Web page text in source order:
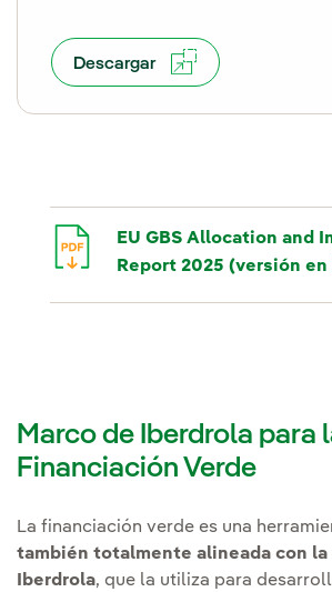
Descargar
EU GBS Allocation and
Report 2025 (versión
Marco de Iberdrola para
Financiación Verde
La financiación verde es una
también totalmente alineada con
Iberdrola, que la utiliza para